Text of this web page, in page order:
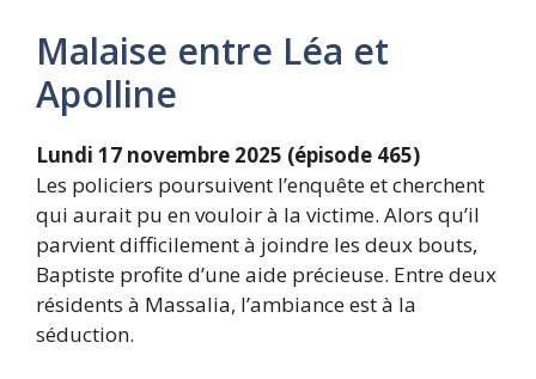
Malaise entre Léa et
Apolline
Lundi 17 novembre 2025 (épisode 465)
Les policiers poursuivent l’enquête et cherchent
qui aurait pu en vouloir à la victime. Alors qu’il
parvient difficilement à joindre les deux bouts,
Baptiste profite d’une aide précieuse. Entre deux
résidents à Massalia, l’ambiance est à la
séduction.